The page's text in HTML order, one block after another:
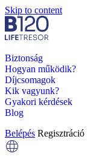
Skip to content
Biztonság
Hogyan működik?
Díjcsomagok
Kik vagyunk?
Gyakori kérdések
Blog
Belépés Regisztráció